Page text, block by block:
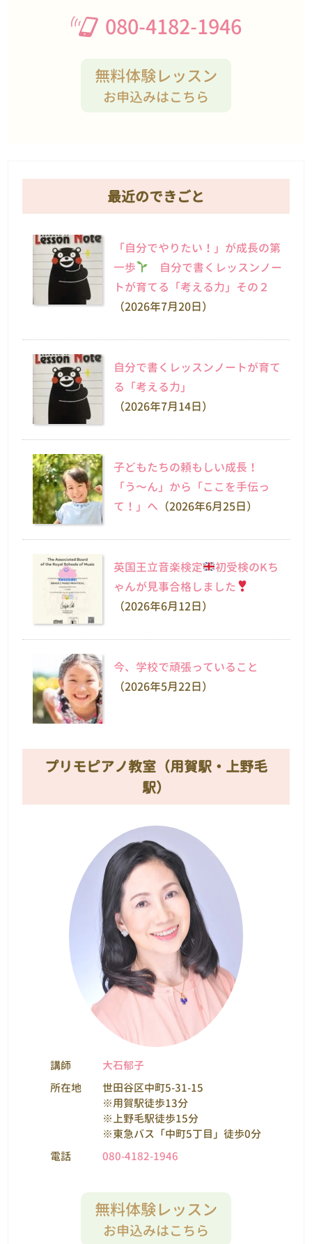
080-4182-1946
無料体験レッスン
お申込みはこちら
最近のできごと
「自分でやりたい！」が成長の第
一歩
自分で書くレッスンノー
トが育てる「考える力」その２
（2026年7月20日）
自分で書くレッスンノートが育て
る「考える力」
（2026年7月14日）
子どもたちの頼もしい成長！
「う〜ん」から「ここを手伝っ
て！」へ （2026年6月25日）
英国王立音楽検定
初受検のKち
ゃんが見事合格しました
（2026年6月12日）
今、学校で頑張っていること
（2026年5月22日）
プリモピアノ教室（用賀駅・上野毛
駅）
講師
大石郁子
所在地
世田谷区中町5-31-15
※用賀駅徒歩13分
※上野毛駅徒歩15分
※東急バス「中町5丁目」徒歩0分
電話
080-4182-1946
無料体験レッスン
お申込みはこちら